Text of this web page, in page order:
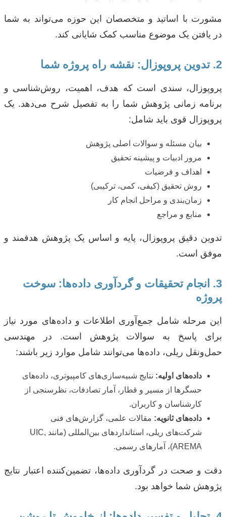
مشورت با اساتید و متخصصان این حوزه می‌تواند به شما
در یافتن یک موضوع مناسب کمک شایانی کند.
2. تدوین پروپوزال: نقشه راه پروژه شما
پروپوزال، سندی است که هدف، اهمیت، روش‌شناسی و
برنامه زمانی پژوهش شما را به تفصیل شرح می‌دهد. یک
پروپوزال قوی باید شامل:
بیان مسئله و سوالات اصلی پژوهش
مرور ادبیات و پیشینه تحقیق
اهداف و فرضیات
روش تحقیق (کیفی، کمی، ترکیبی)
زمان‌بندی و مراحل انجام کار
منابع و مراجع
تدوین دقیق پروپوزال، پایه و اساس یک پژوهش هدفمند و
موفق است.
3. انجام تحقیقات و گردآوری داده‌ها: سوخت
پروژه
این مرحله شامل جمع‌آوری اطلاعات و داده‌های مورد نیاز
برای پاسخ به سوالات پژوهش است. در مهندسی
حمل‌ونقل ریلی، داده‌ها می‌توانند شامل موارد زیر باشند:
داده‌های اولیه: نتایج شبیه‌سازی‌های کامپیوتری، داده‌های
حسگرها از مسیر و قطار، آمار تصادفات، نظرسنجی از
کارشناسان و کاربران.
داده‌های ثانویه: مقالات علمی، گزارش‌های فنی
شرکت‌های ریلی، استانداردهای بین‌المللی (مانند UIC,
AREMA)، آمارهای رسمی.
دقت و صحت در گردآوری داده‌ها، تضمین‌کننده اعتبار نتایج
پژوهش شما خواهد بود.